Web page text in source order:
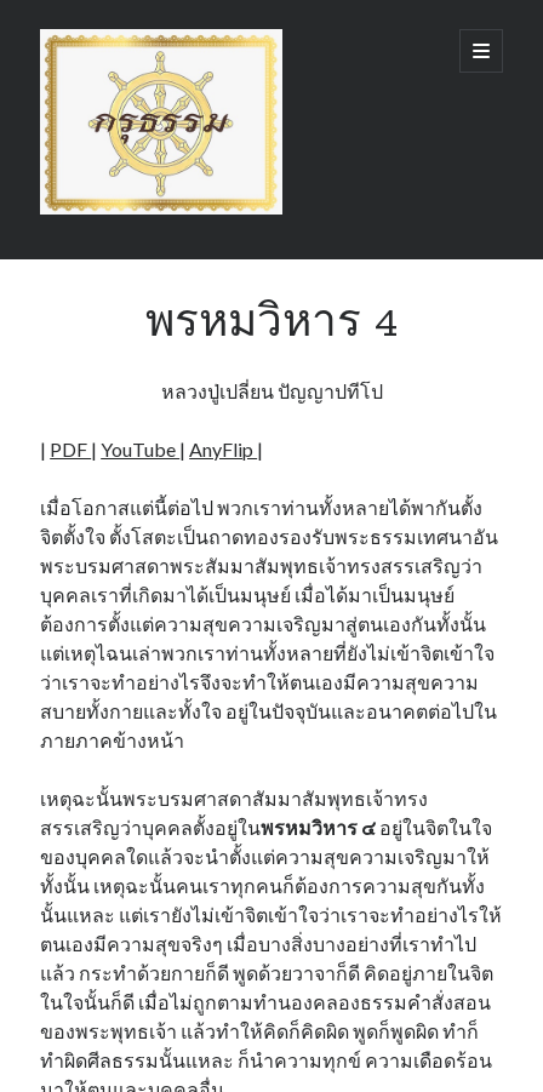
กรุ
ธรรม
(GruDhamma.com)
open
primary
Sidebar
พรหมวิหาร 4
หลวงปู่เปลี่ยน ปัญญาปทีโป
| PDF |YouTube |AnyFlip |
เมื่อโอกาสแต่นี้ต่อไป พวกเราท่านทั้งหลายได้พากันตั้ง
จิตตั้งใจ ตั้งโสตะเป็นถาดทองรองรับพระธรรมเทศนาอัน
พระบรมศาสดาพระสัมมาสัมพุทธเจ้าทรงสรรเสริญว่า
บุคคลเราที่เกิดมาได้เป็นมนุษย์ เมื่อได้มาเป็นมนุษย์
ต้องการตั้งแต่ความสุขความเจริญมาสู่ตนเองกันทั้งนั้น
แต่เหตุไฉนเล่าพวกเราท่านทั้งหลายที่ยังไม่เข้าจิตเข้าใจ
ว่าเราจะทำอย่างไรจึงจะทำให้ตนเองมีความสุขความ
สบายทั้งกายและทั้งใจ อยู่ในปัจจุบันและอนาคตต่อไปใน
ภายภาคข้างหน้า
เหตุฉะนั้นพระบรมศาสดาสัมมาสัมพุทธเจ้าทรง
สรรเสริญว่าบุคคลตั้งอยู่ในพรหมวิหาร ๔ อยู่ในจิตในใจ
ของบุคคลใดแล้วจะนำตั้งแต่ความสุขความเจริญมาให้
ทั้งนั้น เหตุฉะนั้นคนเราทุกคนก็ต้องการความสุขกันทั้ง
นั้นแหละ แต่เรายังไม่เข้าจิตเข้าใจว่าเราจะทำอย่างไรให้
ตนเองมีความสุขจริงๆ เมื่อบางสิ่งบางอย่างที่เราทำไป
แล้ว กระทำด้วยกายก็ดี พูดด้วยวาจาก็ดี คิดอยู่ภายในจิต
ในใจนั้นก็ดี เมื่อไม่ถูกตามทำนองคลองธรรมคำสั่งสอน
ของพระพุทธเจ้า แล้วทำให้คิดก็คิดผิด พูดก็พูดผิด ทำก็
ทำผิดศีลธรรมนั้นแหละ ก็นำความทุกข์ ความเดือดร้อน